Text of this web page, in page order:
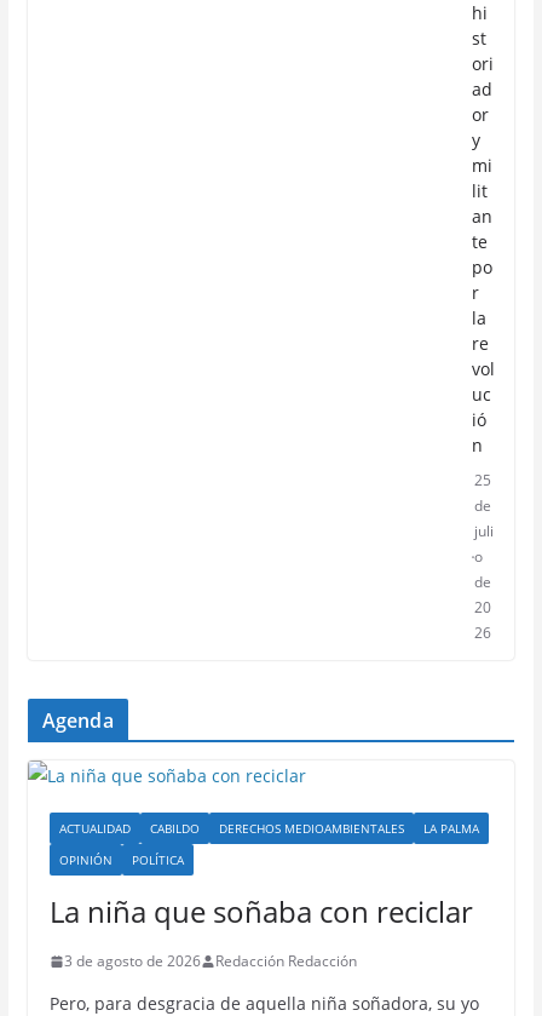
hi
st
ori
ad
or
y
mi
lit
an
te
po
r
la
re
vol
uc
ió
n
25
de
juli
o
de
20
26
Agenda
ACTUALIDAD CABILDO DERECHOS MEDIOAMBIENTALES
LA PALMA
OPINIÓN
POLÍTICA
La niña que soñaba con reciclar
3 de agosto de 2026 Redacción Redacción
Pero, para desgracia de aquella niña soñadora, su yo